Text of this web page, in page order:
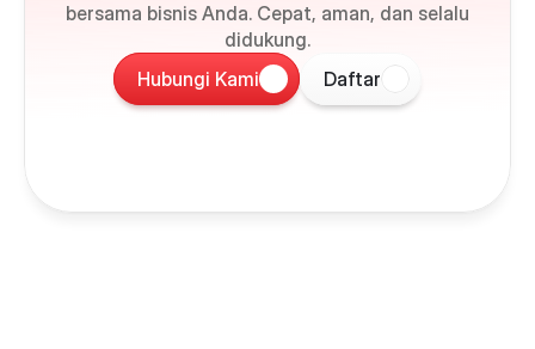
bersama bisnis Anda. Cepat, aman, dan selalu
didukung.
Hubungi Kami
Daftar